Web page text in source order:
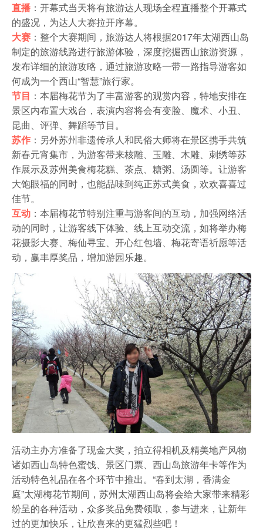
直播 ：开幕式当天将有旅游达人现场全程直播整个开幕式
的盛况，为达人大赛拉开序幕。
大赛 ：整个大赛期间，旅游达人将根据2017年太湖西山岛
制定的旅游线路进行旅游体验，深度挖掘西山旅游资源，
发布详细的旅游攻略，通过旅游攻略一带一路指导游客如
何成为一个西山“智慧”旅行家。
节目 ：本届梅花节为了丰富游客的观赏内容，特地安排在
景区内布置大戏台，表演内容将会有变脸、魔术、小丑、
昆曲、评弹、舞蹈等节目。
苏作 ：另外苏州非遗传承人和民俗大师将在景区携手共筑
新春元宵集市，为游客带来核雕、玉雕、木雕、刺绣等苏
作展示及苏州美食梅花糕、茶点、糖粥、汤圆等。让游客
大饱眼福的同时，也能品味到纯正苏式美食，欢欢喜喜过
佳节。
互动 ：本届梅花节特别注重与游客间的互动，加强网络活
动的同时，让游客线下体验、线上互动交流，如将举办梅
花摄影大赛、梅仙寻宝、开心红包墙、梅花寄语祈愿等活
动，赢丰厚奖品，增加游园乐趣。
活动主办方准备了现金大奖，拍立得相机及精美地产风物
诸如西山岛特色蜜饯、景区门票、西山岛旅游年卡等作为
活动特色礼品在各个环节中推出。“春到太湖，香满金
庭”太湖梅花节期间，苏州太湖西山岛将会给大家带来精彩
纷呈的各种活动，众多奖品免费领取，参与进来，让新年
过的更加快乐，让欣喜来的更猛烈些吧！